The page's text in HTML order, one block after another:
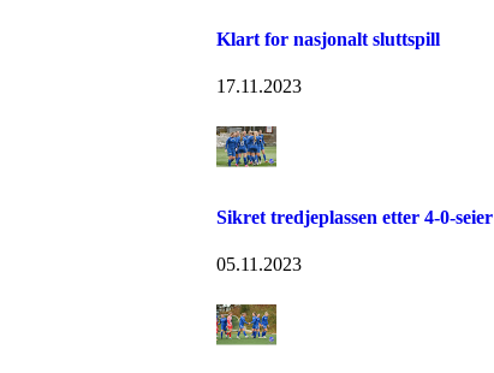
Klart for nasjonalt sluttspill
17.11.2023
Sikret tredjeplassen etter 4-0-seier
05.11.2023